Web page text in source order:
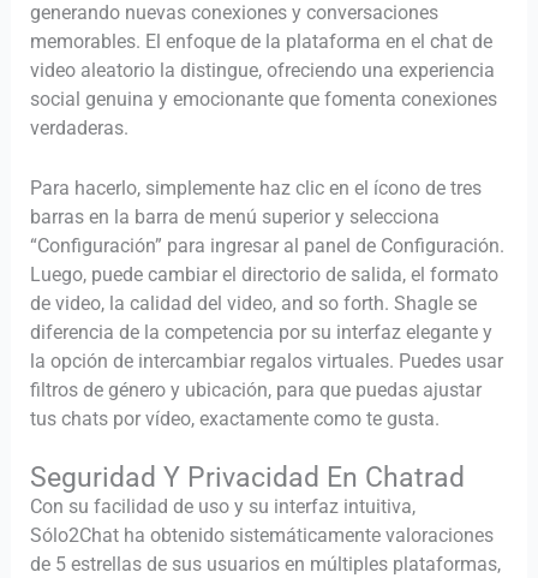
generando nuevas conexiones y conversaciones
memorables. El enfoque de la plataforma en el chat de
video aleatorio la distingue, ofreciendo una experiencia
social genuina y emocionante que fomenta conexiones
verdaderas.
Para hacerlo, simplemente haz clic en el ícono de tres
barras en la barra de menú superior y selecciona
“Configuración” para ingresar al panel de Configuración.
Luego, puede cambiar el directorio de salida, el formato
de video, la calidad del video, and so forth. Shagle se
diferencia de la competencia por su interfaz elegante y
la opción de intercambiar regalos virtuales. Puedes usar
filtros de género y ubicación, para que puedas ajustar
tus chats por vídeo, exactamente como te gusta.
Seguridad Y Privacidad En Chatrad
Con su facilidad de uso y su interfaz intuitiva,
Sólo2Chat ha obtenido sistemáticamente valoraciones
de 5 estrellas de sus usuarios en múltiples plataformas,